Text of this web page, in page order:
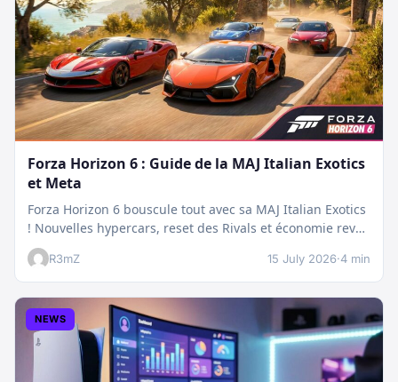
Forza Horizon 6 : Guide de la MAJ Italian Exotics
et Meta
Forza Horizon 6 bouscule tout avec sa MAJ Italian Exotics
! Nouvelles hypercars, reset des Rivals et économie revue
:…
R3mZ 15 July 2026·4 min
NEWS